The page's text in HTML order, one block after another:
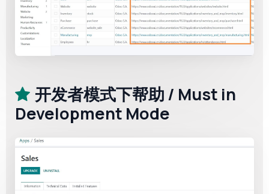
开发者模式下帮助 / Must in
Development Mode